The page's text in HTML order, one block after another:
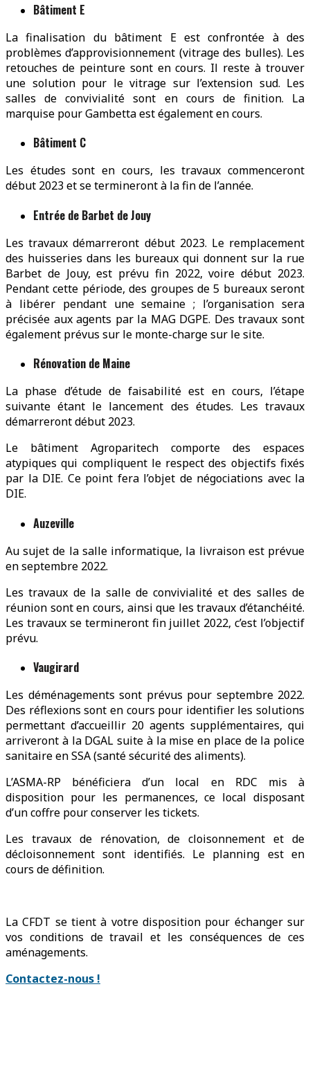
Bâtiment E
La finalisation du bâtiment E est confrontée à des
problèmes d’approvisionnement (vitrage des bulles). Les
retouches de peinture sont en cours. Il reste à trouver
une solution pour le vitrage sur l’extension sud. Les
salles de convivialité sont en cours de finition. La
marquise pour Gambetta est également en cours.
Bâtiment C
Les études sont en cours, les travaux commenceront
début 2023 et se termineront à la fin de l’année.
Entrée de Barbet de Jouy
Les travaux démarreront début 2023. Le remplacement
des huisseries dans les bureaux qui donnent sur la rue
Barbet de Jouy, est prévu fin 2022, voire début 2023.
Pendant cette période, des groupes de 5 bureaux seront
à libérer pendant une semaine ; l’organisation sera
précisée aux agents par la MAG DGPE. Des travaux sont
également prévus sur le monte-charge sur le site.
Rénovation de Maine
La phase d’étude de faisabilité est en cours, l’étape
suivante étant le lancement des études. Les travaux
démarreront début 2023.
Le bâtiment Agroparitech comporte des espaces
atypiques qui compliquent le respect des objectifs fixés
par la DIE. Ce point fera l’objet de négociations avec la
DIE.
Auzeville
Au sujet de la salle informatique, la livraison est prévue
en septembre 2022.
Les travaux de la salle de convivialité et des salles de
réunion sont en cours, ainsi que les travaux d’étanchéité.
Les travaux se termineront fin juillet 2022, c’est l’objectif
prévu.
Vaugirard
Les déménagements sont prévus pour septembre 2022.
Des réflexions sont en cours pour identifier les solutions
permettant d’accueillir 20 agents supplémentaires, qui
arriveront à la DGAL suite à la mise en place de la police
sanitaire en SSA (santé sécurité des aliments).
L’ASMA-RP bénéficiera d’un local en RDC mis à
disposition pour les permanences, ce local disposant
d’un coffre pour conserver les tickets.
Les travaux de rénovation, de cloisonnement et de
décloisonnement sont identifiés. Le planning est en
cours de définition.
La CFDT se tient à votre disposition pour échanger sur
vos conditions de travail et les conséquences de ces
aménagements.
Contactez-nous !